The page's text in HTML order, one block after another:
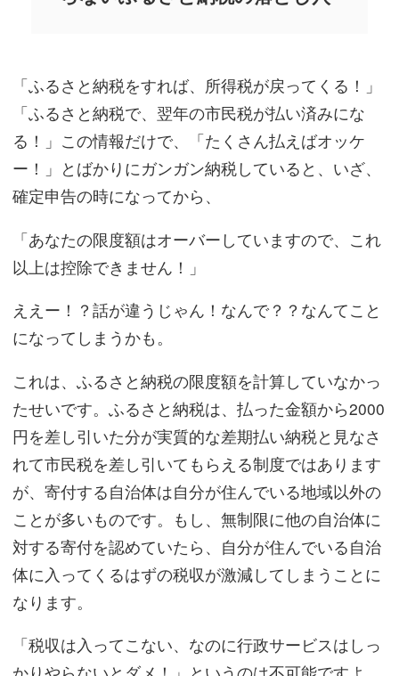
「ふるさと納税をすれば、所得税が戻ってくる！」
「ふるさと納税で、翌年の市民税が払い済みにな
る！」この情報だけで、「たくさん払えばオッケ
ー！」とばかりにガンガン納税していると、いざ、
確定申告の時になってから、
「あなたの限度額はオーバーしていますので、これ
以上は控除できません！」
ええー！？話が違うじゃん！なんで？？なんてこと
になってしまうかも。
これは、ふるさと納税の限度額を計算していなかっ
たせいです。ふるさと納税は、払った金額から2000
円を差し引いた分が実質的な差期払い納税と見なさ
れて市民税を差し引いてもらえる制度ではあります
が、寄付する自治体は自分が住んでいる地域以外の
ことが多いものです。もし、無制限に他の自治体に
対する寄付を認めていたら、自分が住んでいる自治
体に入ってくるはずの税収が激減してしまうことに
なります。
「税収は入ってこない、なのに行政サービスはしっ